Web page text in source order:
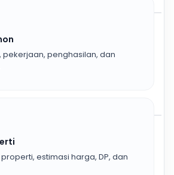
pekerjaan, penghasilan, dan
estimasi harga, DP, dan